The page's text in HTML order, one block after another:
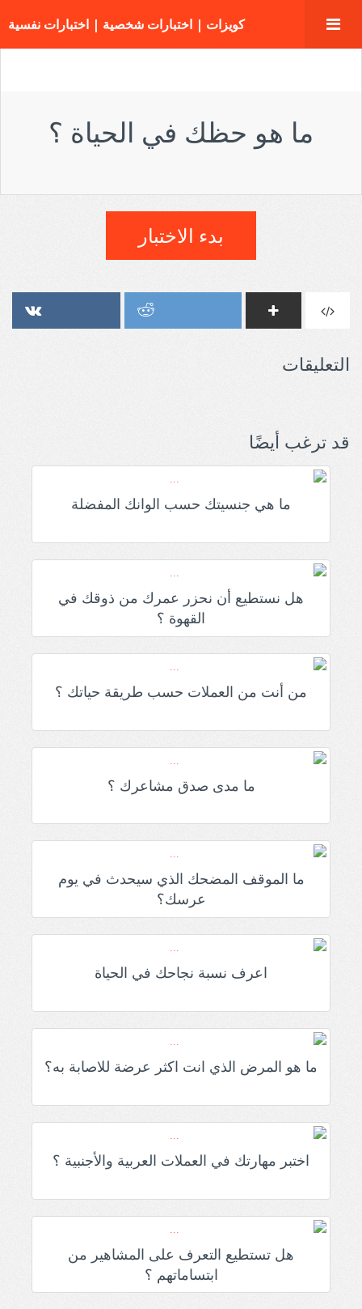
كويزات | اختبارات شخصية | اختبارات نفسية
ما هو حظك في الحياة ؟
بدء الاختبار
التعليقات
قد ترغب أيضًا
ما هي جنسيتك حسب الوانك المفضلة
هل نستطيع أن نحزر عمرك من ذوقك في
القهوة ؟
من أنت من العملات حسب طريقة حياتك ؟
ما مدى صدق مشاعرك ؟
ما الموقف المضحك الذي سيحدث في يوم
عرسك؟
اعرف نسبة نجاحك في الحياة
ما هو المرض الذي انت اكثر عرضة للاصابة به؟
اختبر مهارتك في العملات العربية والأجنبية ؟
هل تستطيع التعرف على المشاهير من
ابتساماتهم ؟